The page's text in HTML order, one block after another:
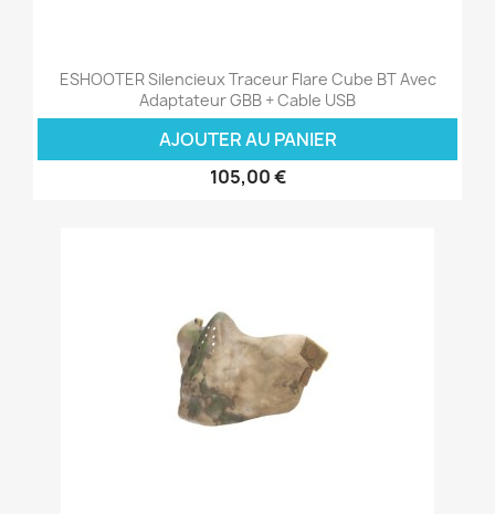
ESHOOTER Silencieux Traceur Flare Cube BT Avec
Adaptateur GBB + Cable USB
AJOUTER AU PANIER
105,00 €